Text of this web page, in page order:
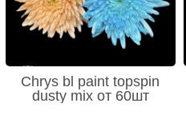
Chrys bl paint topspin
dusty mix от 60шт